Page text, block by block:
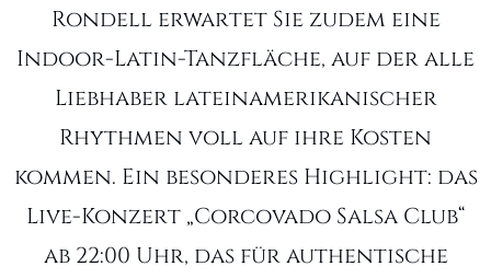
Rondell erwartet Sie zudem eine
Indoor-Latin-Tanzfläche, auf der alle
Liebhaber lateinamerikanischer
Rhythmen voll auf ihre Kosten
kommen. Ein besonderes Highlight: das
Live-Konzert „Corcovado Salsa Club“
ab 22:00 Uhr, das für authentische